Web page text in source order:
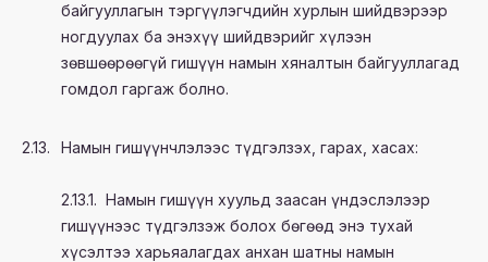
байгууллагын тэргүүлэгчдийн хурлын шийдвэрээр
ногдуулах ба энэхүү шийдвэрийг хүлээн
зөвшөөрөөгүй гишүүн намын хяналтын байгууллагад
гомдол гаргаж болно.
2.13. Намын гишүүнчлэлээс түдгэлзэх, гарах, хасах:
2.13.1. Намын гишүүн хуульд заасан үндэслэлээр
гишүүнээс түдгэлзэж болох бөгөөд энэ тухай
хүсэлтээ харьяалагдах анхан шатны намын